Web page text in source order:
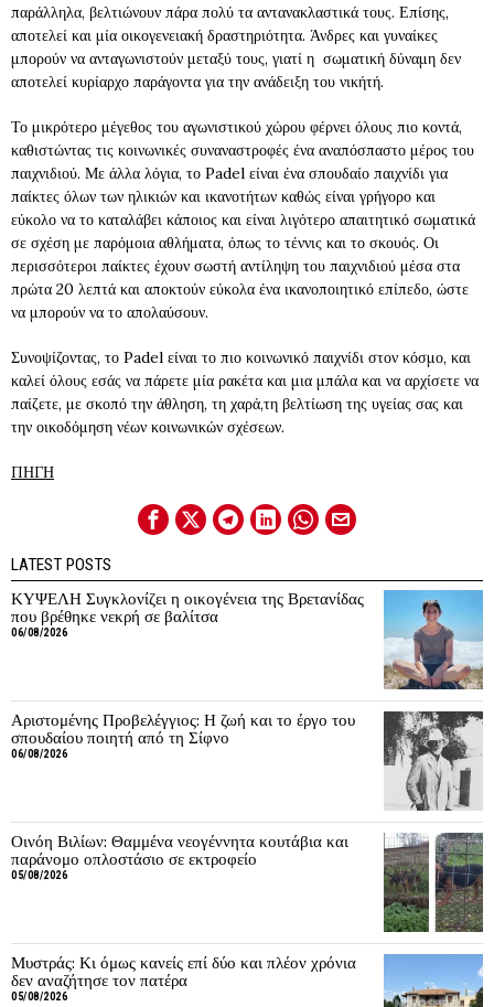
παράλληλα, βελτιώνουν πάρα πολύ τα αντανακλαστικά τους. Επίσης,
αποτελεί και μία οικογενειακή δραστηριότητα. Άνδρες και γυναίκες
μπορούν να ανταγωνιστούν μεταξύ τους, γιατί η σωματική δύναμη δεν
αποτελεί κυρίαρχο παράγοντα για την ανάδειξη του νικήτή.
Το μικρότερο μέγεθος του αγωνιστικού χώρου φέρνει όλους πιο κοντά,
καθιστώντας τις κοινωνικές συναναστροφές ένα αναπόσπαστο μέρος του
παιχνιδιού. Με άλλα λόγια, το Padel είναι ένα σπουδαίο παιχνίδι για
παίκτες όλων των ηλικιών και ικανοτήτων καθώς είναι γρήγορο και
εύκολο να το καταλάβει κάποιος και είναι λιγότερο απαιτητικό σωματικά
σε σχέση με παρόμοια αθλήματα, όπως το τέννις και το σκουός. Οι
περισσότεροι παίκτες έχουν σωστή αντίληψη του παιχνιδιού μέσα στα
πρώτα 20 λεπτά και αποκτούν εύκολα ένα ικανοποιητικό επίπεδο, ώστε
να μπορούν να το απολαύσουν.
Συνοψίζοντας, το Padel είναι το πιο κοινωνικό παιχνίδι στον κόσμο, και
καλεί όλους εσάς να πάρετε μία ρακέτα και μια μπάλα και να αρχίσετε να
παίζετε, με σκοπό την άθληση, τη χαρά,τη βελτίωση της υγείας σας και
την οικοδόμηση νέων κοινωνικών σχέσεων.
ΠΗΓΗ
LATEST POSTS
ΚΥΨΕΛΗ Συγκλονίζει η οικογένεια της Βρετανίδας
που βρέθηκε νεκρή σε βαλίτσα
06/08/2026
Αριστομένης Προβελέγγιος: Η ζωή και το έργο του
σπουδαίου ποιητή από τη Σίφνο
06/08/2026
Οινόη Βιλίων: Θαμμένα νεογέννητα κουτάβια και
παράνομο οπλοστάσιο σε εκτροφείο
05/08/2026
Μυστράς: Κι όμως κανείς επί δύο και πλέον χρόνια
δεν αναζήτησε τον πατέρα
05/08/2026